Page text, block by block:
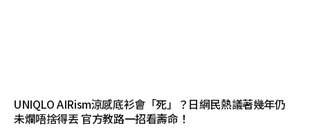
UNIQLO AIRism涼感底衫會「死」？日網民熱議著幾年仍
未爛唔捨得丟 官方教路一招看壽命！